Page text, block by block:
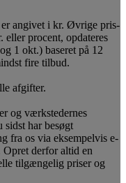
angivet i kr. Øvrige pris-
eller procent, opdateres
1 okt.) baseret på 12
fire tilbud.
afgifter.
og værkstedernes
har besøgt
fra os via eksempelvis e-
derfor altid en
tilgængelig priser og